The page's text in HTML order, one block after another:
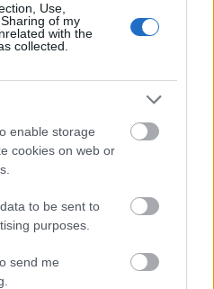
Use,
of my
with the
collected.
enable storage
cookies on web or
to be sent to
purposes.
send me